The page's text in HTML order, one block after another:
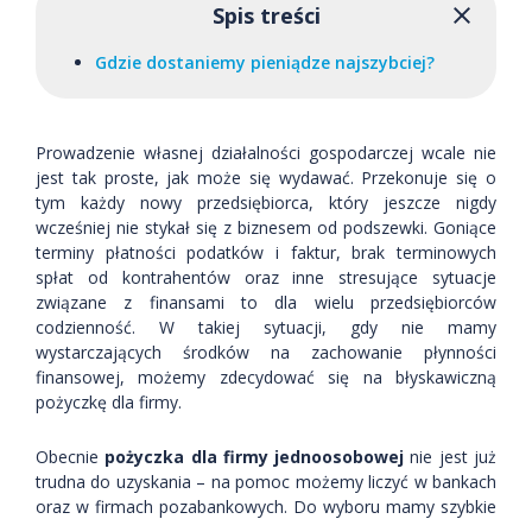
Spis treści
Gdzie dostaniemy pieniądze najszybciej?
Prowadzenie własnej działalności gospodarczej wcale nie
jest tak proste, jak może się wydawać. Przekonuje się o
tym każdy nowy przedsiębiorca, który jeszcze nigdy
wcześniej nie stykał się z biznesem od podszewki. Goniące
terminy płatności podatków i faktur, brak terminowych
spłat od kontrahentów oraz inne stresujące sytuacje
związane z finansami to dla wielu przedsiębiorców
codzienność. W takiej sytuacji, gdy nie mamy
wystarczających środków na zachowanie płynności
finansowej, możemy zdecydować się na błyskawiczną
pożyczkę dla firmy.
Obecnie pożyczka dla firmy jednoosobowej nie jest już
trudna do uzyskania – na pomoc możemy liczyć w bankach
oraz w firmach pozabankowych. Do wyboru mamy szybkie